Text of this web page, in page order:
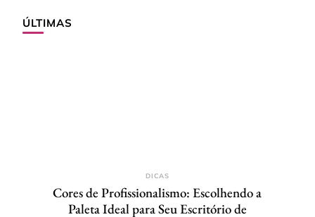
ÚLTIMAS
DICAS
Cores de Profissionalismo: Escolhendo a
Paleta Ideal para Seu Escritório de